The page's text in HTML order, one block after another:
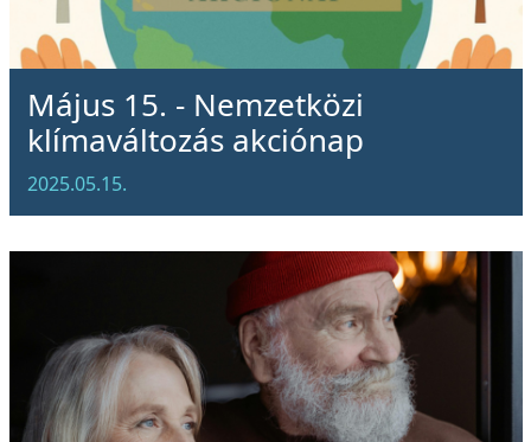
Május 15. - Nemzetközi
klímaváltozás akciónap
2025.05.15.